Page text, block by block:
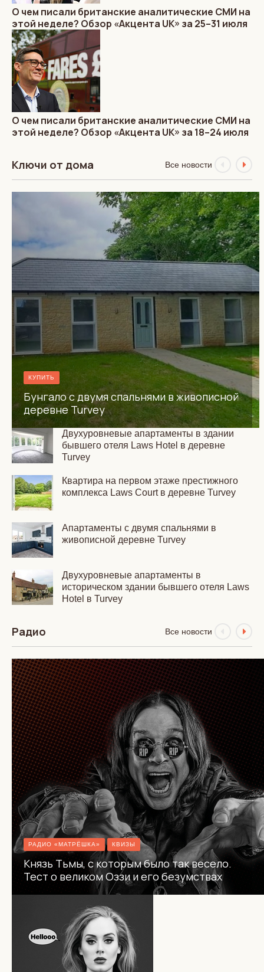
О чем писали британские аналитические СМИ на
этой неделе? Обзор «Акцента UK» за 25–31 июля
О чем писали британские аналитические СМИ на
этой неделе? Обзор «Акцента UK» за 18–24 июля
Ключи от дома Все новости
КУПИТЬ
Бунгало с двумя спальнями в живописной
деревне Turvey
Двухуровневые апартаменты в здании
бывшего отеля Laws Hotel в деревне
Turvey
Квартира на первом этаже престижного
комплекса Laws Court в деревне Turvey
Апартаменты с двумя спальнями в
живописной деревне Turvey
Двухуровневые апартаменты в
историческом здании бывшего отеля Laws
Hotel в Turvey
Радио Все новости
РАДИО «МАТРЁШКА» КВИЗЫ
Князь Тьмы, с которым было так весело.
Тест о великом Оззи и его безумствах